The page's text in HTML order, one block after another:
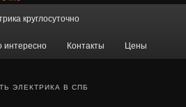
круглосуточно
интересно Контакты Цены
ЭЛЕКТРИКА В СПБ